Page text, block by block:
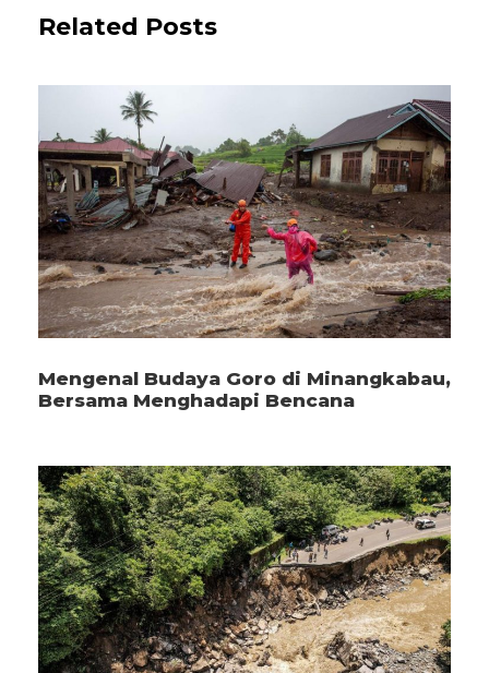
Related Posts
Mengenal Budaya Goro di Minangkabau,
Bersama Menghadapi Bencana